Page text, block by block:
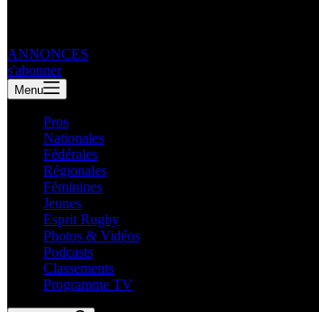
ANNONCES
s'abonner
Menu
Pros
Nationales
Fédérales
Régionales
Féminines
Jeunes
Esprit Rugby
Photos & Vidéos
Podcasts
Classements
Programme TV